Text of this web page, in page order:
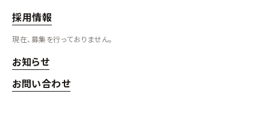
採用情報
現在、募集を行っておりません。
お知らせ
お問い合わせ